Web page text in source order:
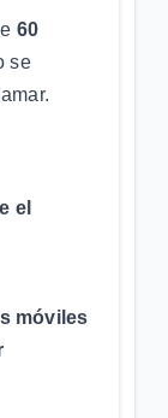
60
se
el
móviles